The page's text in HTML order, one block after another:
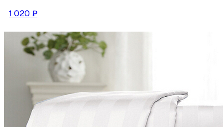
1 020 ₽